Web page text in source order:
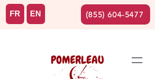
FR EN (855) 604-5477